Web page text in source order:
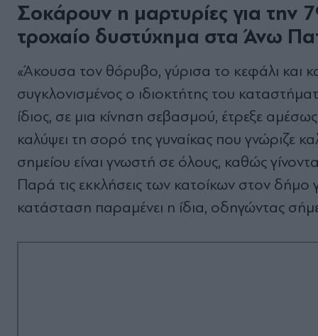
Σοκάρουν η μαρτυρίες για την
τροχαίο δυστύχημα στα Άνω
«Άκουσα τον θόρυβο, γύρισα το κεφάλι και
συγκλονισμένος ο ιδιοκτήτης του
ίδιος, σε μια κίνηση σεβασμού, έτρεξε
καλύψει τη σορό της γυναίκας που γνώριζε
σημείου είναι γνωστή σε όλους, καθώς
Παρά τις εκκλήσεις των κατοίκων στον
κατάσταση παραμένει η ίδια, οδηγώντας